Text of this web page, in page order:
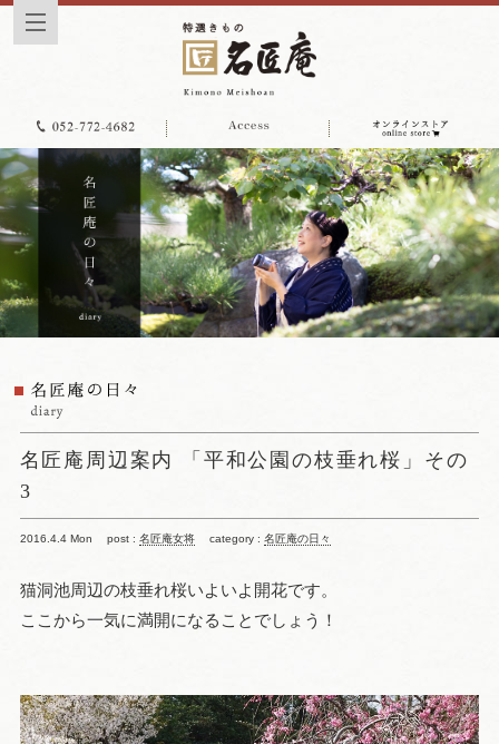
名匠庵周辺案内 「平和公園の枝垂れ桜」その
3
2016.4.4 Mon post : 名匠庵女将 category : 名匠庵の日々
猫洞池周辺の枝垂れ桜いよいよ開花です。
ここから一気に満開になることでしょう！